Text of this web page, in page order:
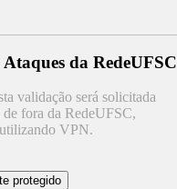
Ataques da RedeUFSC
validação será solicitada
de fora da RedeUFSC,
VPN.